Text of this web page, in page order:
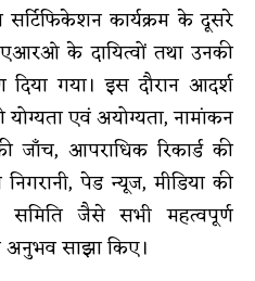
कार्यक्रम के दूसरे
के दायित्वों तथा उनकी
गया। इस दौरान आदर्श
एवं अयोग्यता, नामांकन
जाँच, आपराधिक रिकार्ड की
पेड न्यूज, मीडिया की
समिति जैसे सभी महत्वपूर्ण
अनुभव साझा किए।